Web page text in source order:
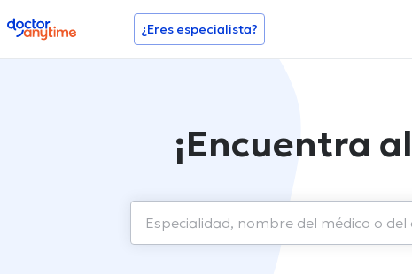
doctoranytime ¿Eres especialista?
¡Encuentra